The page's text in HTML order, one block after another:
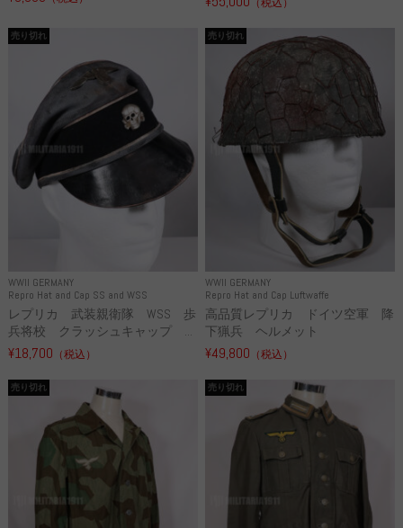
WWII GERMANY
Repro Hat and Cap SS and WSS
売り切れ
レプリカ 武装親衛隊 WSS 歩
兵将校 クラッシュキャップ ...
¥18,700 （税込）
WWII GERMANY
Repro Hat and Cap Luftwaffe
売り切れ
高品質レプリカ ドイツ空軍 降
下猟兵 ヘルメット
¥49,800 （税込）
売り切れ 売り切れ